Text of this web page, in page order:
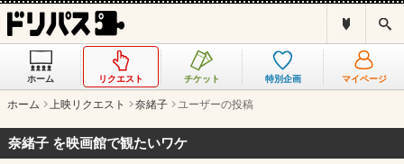
ス
ホーム リクエスト チケット 特別企画 マイページ
ホーム 上映リクエスト 奈緒子 ユーザーの投稿
奈緒子 を映画館で観たいワケ